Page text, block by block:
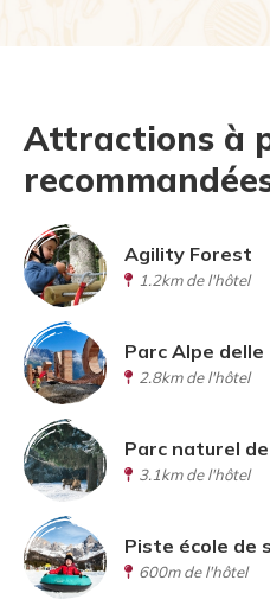
Attractions à
Agility Forest
1.2km de l'hôtel
Parc Alpe
2.8km de l'hôtel
Parc naturel
3.1km de l'hôtel
Piste école de
600m de l'hôtel